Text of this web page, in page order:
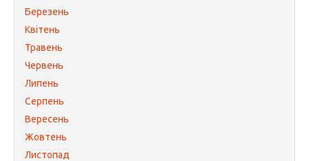
Березень
Квітень
Травень
Червень
Липень
Серпень
Вересень
Жовтень
Листопад